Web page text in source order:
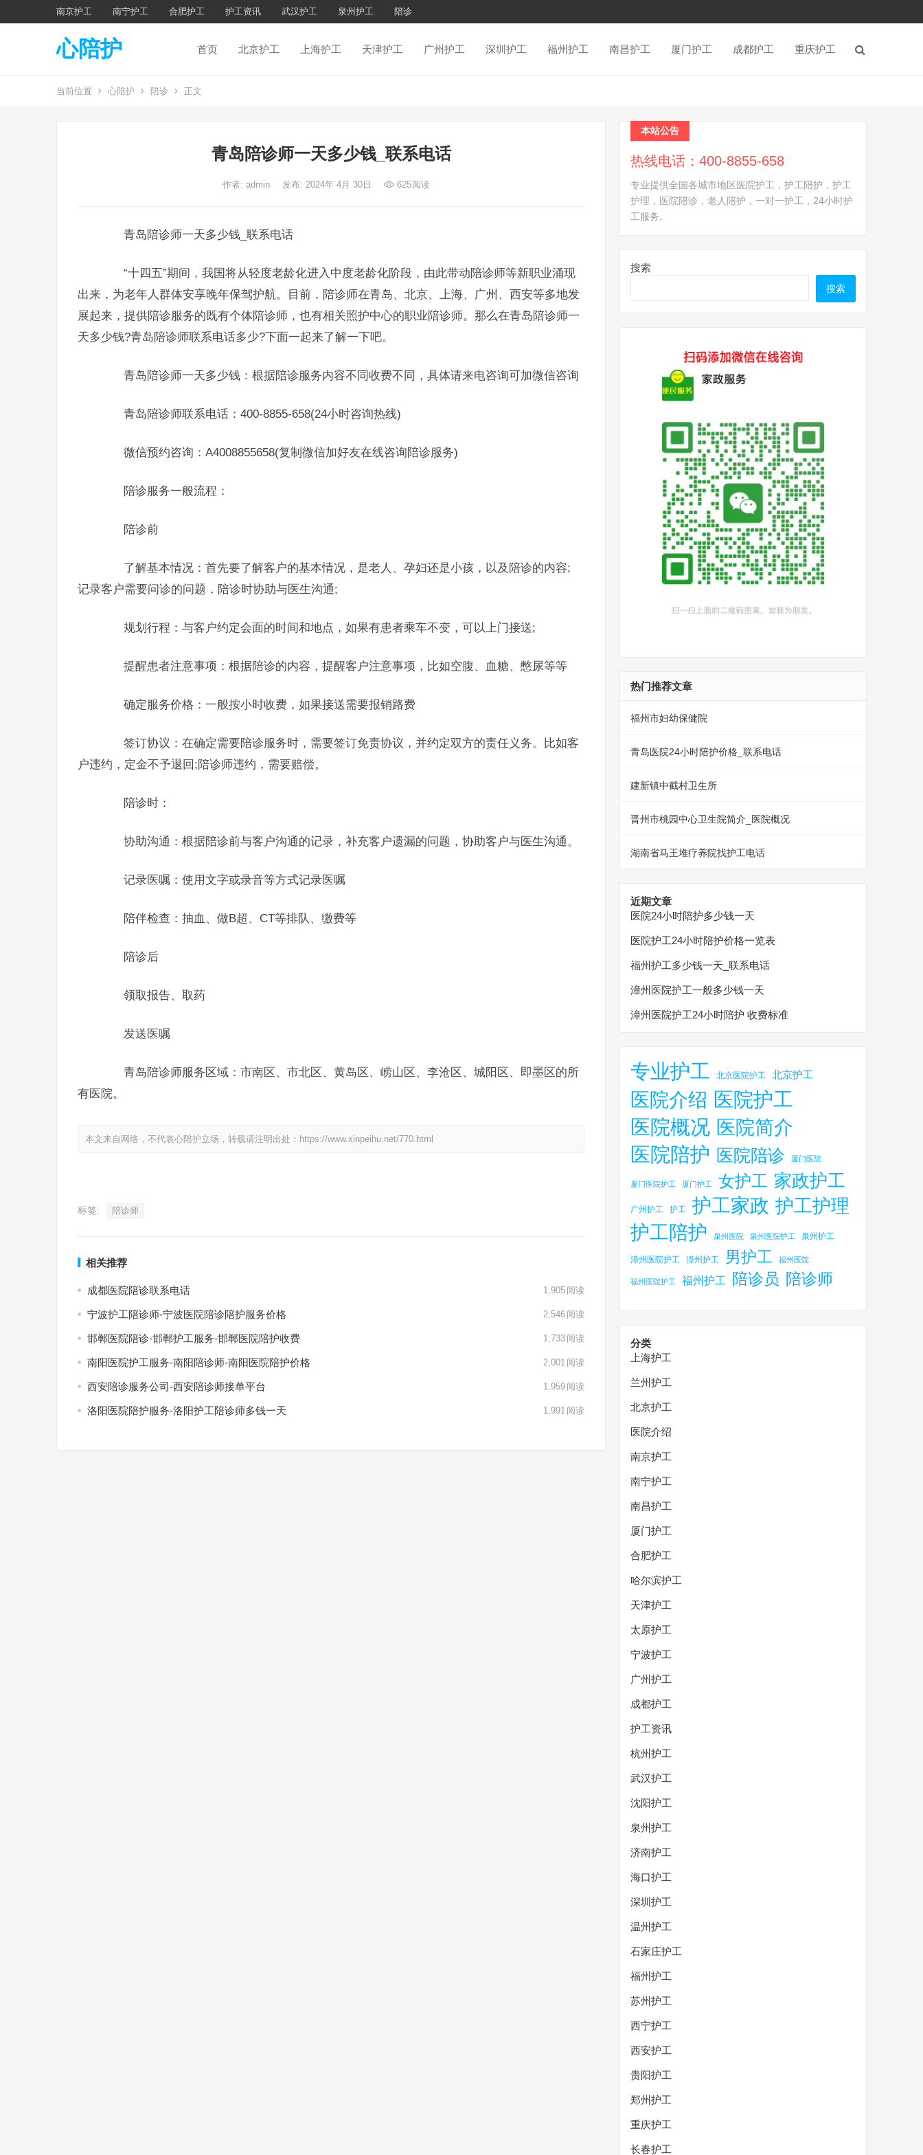
南京护工 南宁护工 合肥护工 护工资讯 武汉护工 泉州护工 陪诊
心陪护 首页 北京护工 上海护工 天津护工 广州护工 深圳护工 福州护工 南昌护工 厦门护工 成都护工 重庆护工
当前位置 心陪护 陪诊 正文
青岛陪诊师一天多少钱_联系电话
作者: admin 发布: 2024年 4月 30日 625阅读
青岛陪诊师一天多少钱_联系电话
“十四五”期间，我国将从轻度老龄化进入中度老龄化阶段，由此带动陪诊师等新职业涌现
出来，为老年人群体安享晚年保驾护航。目前，陪诊师在青岛、北京、上海、广州、西安等多地发
展起来，提供陪诊服务的既有个体陪诊师，也有相关照护中心的职业陪诊师。那么在青岛陪诊师一
天多少钱?青岛陪诊师联系电话多少?下面一起来了解一下吧。
青岛陪诊师一天多少钱：根据陪诊服务内容不同收费不同，具体请来电咨询可加微信咨询
青岛陪诊师联系电话：400-8855-658(24小时咨询热线)
微信预约咨询：A4008855658(复制微信加好友在线咨询陪诊服务)
陪诊服务一般流程：
陪诊前
了解基本情况：首先要了解客户的基本情况，是老人、孕妇还是小孩，以及陪诊的内容;
记录客户需要问诊的问题，陪诊时协助与医生沟通;
规划行程：与客户约定会面的时间和地点，如果有患者乘车不变，可以上门接送;
提醒患者注意事项：根据陪诊的内容，提醒客户注意事项，比如空腹、血糖、憋尿等等
确定服务价格：一般按小时收费，如果接送需要报销路费
签订协议：在确定需要陪诊服务时，需要签订免责协议，并约定双方的责任义务。比如客
户违约，定金不予退回;陪诊师违约，需要赔偿。
陪诊时：
协助沟通：根据陪诊前与客户沟通的记录，补充客户遗漏的问题，协助客户与医生沟通。
记录医嘱：使用文字或录音等方式记录医嘱
陪伴检查：抽血、做B超、CT等排队、缴费等
陪诊后
领取报告、取药
发送医嘱
青岛陪诊师服务区域：市南区、市北区、黄岛区、崂山区、李沧区、城阳区、即墨区的所
有医院。
本文来自网络，不代表心陪护立场，转载请注明出处：https://www.xinpeihu.net/770.html
标签: 陪诊师
相关推荐
成都医院陪诊联系电话 1,905 阅读
宁波护工陪诊师-宁波医院陪诊陪护服务价格 2,546 阅读
邯郸医院陪诊-邯郸护工服务-邯郸医院陪护收费 1,733 阅读
南阳医院护工服务-南阳陪诊师-南阳医院陪护价格 2,001 阅读
西安陪诊服务公司-西安陪诊师接单平台 1,959 阅读
洛阳医院陪护服务-洛阳护工陪诊师多钱一天 1,991 阅读
本站公告
热线电话：400-8855-658
专业提供全国各城市地区医院护工，护工陪护，护工
护理，医院陪诊，老人陪护，一对一护工，24小时护
工服务。
搜索
搜索
热门推荐文章
福州市妇幼保健院
青岛医院24小时陪护价格_联系电话
建新镇中截村卫生所
晋州市桃园中心卫生院简介_医院概况
湖南省马王堆疗养院找护工电话
近期文章
医院24小时陪护多少钱一天
医院护工24小时陪护价格一览表
福州护工多少钱一天_联系电话
漳州医院护工一般多少钱一天
漳州医院护工24小时陪护 收费标准
专业护工 北京医院护工 北京护工
医院介绍 医院护工
医院概况 医院简介
医院陪护 医院陪诊 厦门医院
厦门医院护工 厦门护工 女护工 家政护工
广州护工 护工 护工家政 护工护理
护工陪护
泉州医院 泉州医院护工 泉州护工
漳州医院护工 漳州护工 男护工 福州医院
福州医院护工 福州护工 陪诊员 陪诊师
分类
上海护工
兰州护工
北京护工
医院介绍
南京护工
南宁护工
南昌护工
厦门护工
合肥护工
哈尔滨护工
天津护工
太原护工
宁波护工
广州护工
成都护工
护工资讯
杭州护工
武汉护工
沈阳护工
泉州护工
济南护工
海口护工
深圳护工
温州护工
石家庄护工
福州护工
苏州护工
西宁护工
西安护工
贵阳护工
郑州护工
重庆护工
长春护工